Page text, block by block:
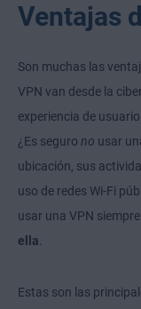
Ventajas
Son muchas las
VPN van desde la
experiencia de
¿Es seguro no usar
ubicación, sus
uso de redes Wi-Fi
usar una VPN
ella.
Estas son las